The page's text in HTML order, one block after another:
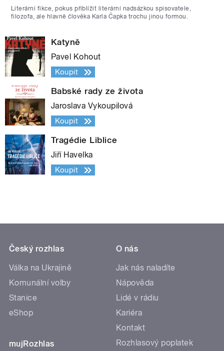
Literární fikce, pokus přiblížit literární nadsázkou spisovatele,
filozofa, ale hlavně člověka Karla Čapka trochu jinou formou.
Katyně
Pavel Kohout
Koupit
Babské rady ze života
Jaroslava Vykoupilová
Koupit
Tragédie Liblice
Jiří Havelka
Koupit
Český rozhlas
Válka na Ukrajině
Komunální volby
Stanice
eShop
mujRozhlas
O nás
Jak nás naladíte
Nápověda
Lidé v rádiu
Kariéra
Kontakt
Rozhlasový poplatek